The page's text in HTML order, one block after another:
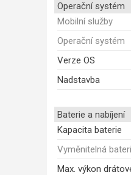
Operační systém
Mobilní služby
Operační systém
Verze OS
Nadstavba
Baterie a nabíjení
Kapacita baterie
Vyměnitelná
Max. výkon